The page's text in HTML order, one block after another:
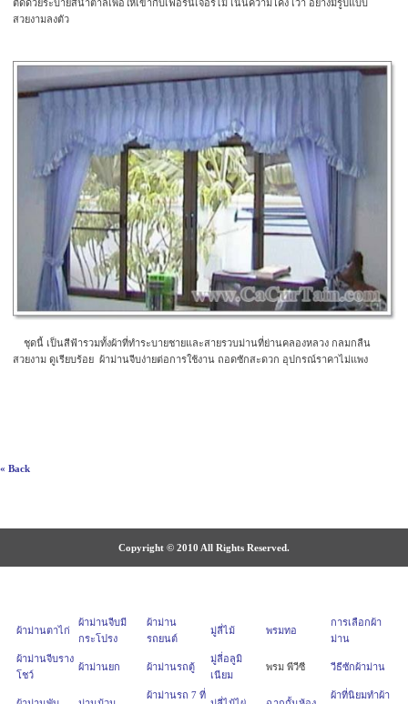
ตัดด้วยระบายสีน้ำตาลเพื่อให้เข้ากับเฟอร์นิเจอร์ไม้ เน้นความโค้ง เว้า อย่างมีรูปแบบ
สวยงามลงตัว
ชุดนี้ เป็นสีฟ้ารวมทั้งผ้าที่ทำระบายชายและสายรวบม่านที่ย่านคลองหลวง กลมกลืน
สวยงาม ดูเรียบร้อย ผ้าม่านจีบง่ายต่อการใช้งาน ถอดซักสะดวก อุปกรณ์ราคาไม่แพง
« Back
Copyright © 2010 All Rights Reserved.
ผ้าม่านตาไก่
ผ้าม่านจีบมี
กระโปรง
ผ้าม่าน
รถยนต์
มู่ลี่ไม้ พรมทอ
การเลือกผ้า
ม่าน
ผ้าม่านจีบราง
โชว์
ผ้าม่านยก ผ้าม่านรถตู้
มู่ลี่อลูมิ
เนียม
พรม พีวีซี วีธีซักผ้าม่าน
ผ้าม่านรถ 7 ที่ ผ้าที่นิยมทำผ้า